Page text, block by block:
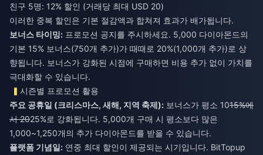
친구 5명: 12% 할인 (거래당 최대 USD 20)
이러한 중복 할인은 기본 절감액과 합쳐져 효과가 배가됩니다.
보너스 타이밍: 프로모션 공지를 주시하세요. 5,000 다이아몬드의
기본 15% 보너스(750개 추가)가 때때로 20%(1,000개 추가)로 상
향됩니다. 보너스가 강화된 시점에 구매하면 비용 추가 없이 가치를
극대화할 수 있습니다.
시즌별 프로모션 활용
주요 공휴일 (크리스마스, 새해, 지역 축제): 보너스가 평소 1015%에
서 2025%로 강화됩니다. 5,000개 구매 시 평소보다 많은
1,000~1,250개의 추가 다이아몬드를 받을 수 있습니다.
플랫폼 기념일: 연중 최대 할인이 제공되는 시기입니다. BitTopup